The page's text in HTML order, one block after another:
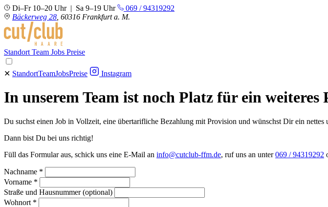
Di–Fr 10–20 Uhr | Sa 9–19 Uhr
069 / 94319292
Bäckerweg 28 , 60316 Frankfurt a. M.
Standort Team Jobs Preise
✕ StandortTeamJobsPreise Instagram
In unserem Team ist noch Platz für ein weiteres
Du suchst einen Job in Vollzeit, eine übertarifliche Bezahlung mit Provision und wünschst Dir ein nettes
Dann bist Du bei uns richtig!
Füll das Formular aus, schick uns eine E-Mail an info@cutclub-ffm.de, ruf uns an unter069 / 94319292
Nachname *
Vorname *
Straße und Hausnummer (optional)
Wohnort *